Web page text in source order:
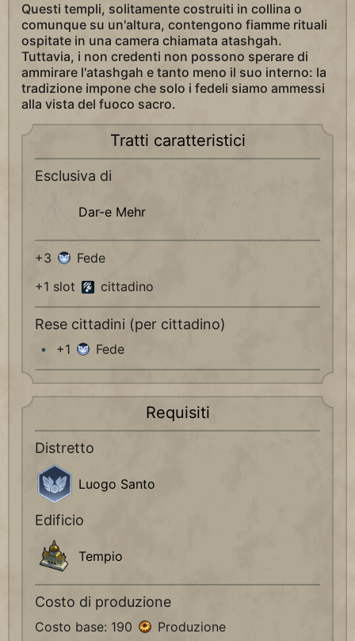
Questi templi, solitamente costruiti in collina o
comunque su un'altura, contengono fiamme rituali
ospitate in una camera chiamata atashgah.
Tuttavia, i non credenti non possono sperare di
ammirare l'atashgah e tanto meno il suo interno: la
tradizione impone che solo i fedeli siamo ammessi
alla vista del fuoco sacro.
Tratti caratteristici
Esclusiva di
Dar-e Mehr
+3
Fede
+1 slot
cittadino
Rese cittadini (per cittadino)
+1 Fede
Requisiti
Distretto
Luogo Santo
Edificio
Tempio
Costo di produzione
Costo base: 190 Produzione